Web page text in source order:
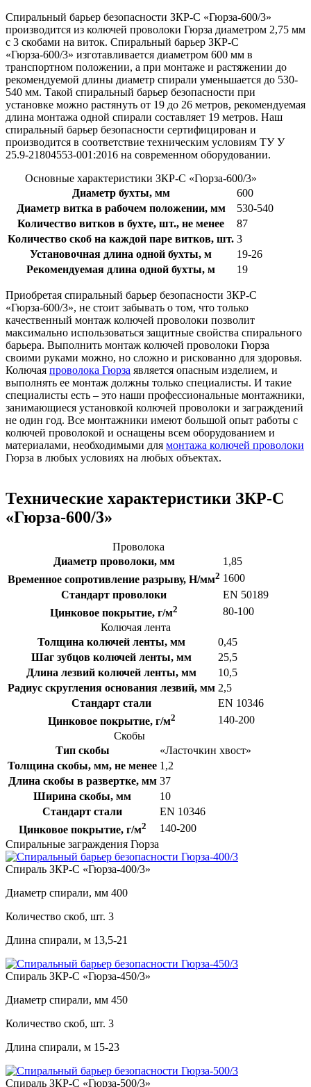
Спиральный барьер безопасности ЗКР-С «Гюрза-600/3»
производится из колючей проволоки Гюрза диаметром 2,75 мм
с 3 скобами на виток. Спиральный барьер ЗКР-С
«Гюрза-600/3» изготавливается диаметром 600 мм в
транспортном положении, а при монтаже и растяжении до
рекомендуемой длины диаметр спирали уменьшается до 530-
540 мм. Такой спиральный барьер безопасности при
установке можно растянуть от 19 до 26 метров, рекомендуемая
длина монтажа одной спирали составляет 19 метров. Наш
спиральный барьер безопасности сертифицирован и
производится в соответствие техническим условиям ТУ У
25.9-21804553-001:2016 на современном оборудовании.
Основные характеристики ЗКР-С «Гюрза-600/3»
Диаметр бухты, мм
600
Диаметр витка в рабочем положении, мм
530-540
Количество витков в бухте, шт., не менее
87
Количество скоб на каждой паре витков, шт. 3
Установочная длина одной бухты, м
19-26
Рекомендуемая длина одной бухты, м
19
Приобретая спиральный барьер безопасности ЗКР-С
«Гюрза-600/3», не стоит забывать о том, что только
качественный монтаж колючей проволоки позволит
максимально использоваться защитные свойства спирального
барьера. Выполнить монтаж колючей проволоки Гюрза
своими руками можно, но сложно и рискованно для здоровья.
Колючая проволока Гюрза является опасным изделием, и
выполнять ее монтаж должны только специалисты. И такие
специалисты есть – это наши профессиональные монтажники,
занимающиеся установкой колючей проволоки и заграждений
не один год. Все монтажники имеют большой опыт работы с
колючей проволокой и оснащены всем оборудованием и
материалами, необходимыми для монтажа колючей проволоки
Гюрза в любых условиях на любых объектах.
Технические характеристики ЗКР-С
«Гюрза-600/3»
Проволока
Диаметр проволоки, мм
1,85
Временное сопротивление разрыву, Н/мм2 1600
Стандарт проволоки
EN 50189
Цинковое покрытие, г/м2
80-100
Колючая лента
Толщина колючей ленты, мм
0,45
Шаг зубцов колючей ленты, мм
25,5
Длина лезвий колючей ленты, мм
10,5
Радиус скругления основания лезвий, мм 2,5
Стандарт стали
EN 10346
Цинковое покрытие, г/м2
140-200
Скобы
Тип скобы
«Ласточкин хвост»
Толщина скобы, мм, не менее 1,2
Длина скобы в развертке, мм 37
Ширина скобы, мм
10
Стандарт стали
EN 10346
Цинковое покрытие, г/м2
140-200
Спиральные заграждения Гюрза
Спираль ЗКР-С «Гюрза-400/3»
Диаметр спирали, мм 400
Количество скоб, шт. 3
Длина спирали, м 13,5-21
Спираль ЗКР-С «Гюрза-450/3»
Диаметр спирали, мм 450
Количество скоб, шт. 3
Длина спирали, м 15-23
Спираль ЗКР-С «Гюрза-500/3»